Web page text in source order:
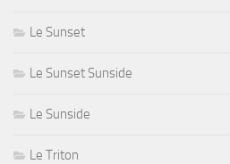
Le Sunset
Le Sunset Sunside
Le Sunside
Le Triton